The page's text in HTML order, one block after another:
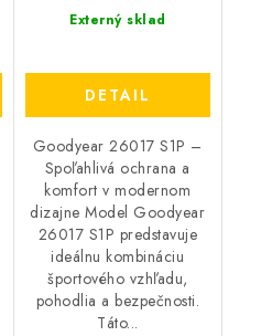
Externý sklad
DETAIL
Goodyear 26017 S1P –
Spoľahlivá ochrana a
komfort v modernom
dizajne Model Goodyear
26017 S1P predstavuje
ideálnu kombináciu
športového vzhľadu,
pohodlia a bezpečnosti.
Táto...